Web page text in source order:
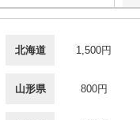
北海道 1,500円
山形県 800円